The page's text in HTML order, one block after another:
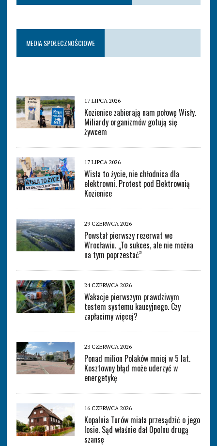
MEDIA SPOŁECZNOŚCIOWE
17 LIPCA 2026
Kozienice zabierają nam połowę Wisły.
Miliardy organizmów gotują się
żywcem
17 LIPCA 2026
Wisła to życie, nie chłodnica dla
elektrowni. Protest pod Elektrownią
Kozienice
29 CZERWCA 2026
Powstał pierwszy rezerwat we
Wrocławiu. „To sukces, ale nie można
na tym poprzestać”
24 CZERWCA 2026
Wakacje pierwszym prawdziwym
testem systemu kaucyjnego. Czy
zapłacimy więcej?
23 CZERWCA 2026
Ponad milion Polaków mniej w 5 lat.
Kosztowny błąd może uderzyć w
energetykę
16 CZERWCA 2026
Kopalnia Turów miała przesądzić o jego
losie. Sąd właśnie dał Opolnu drugą
szansę